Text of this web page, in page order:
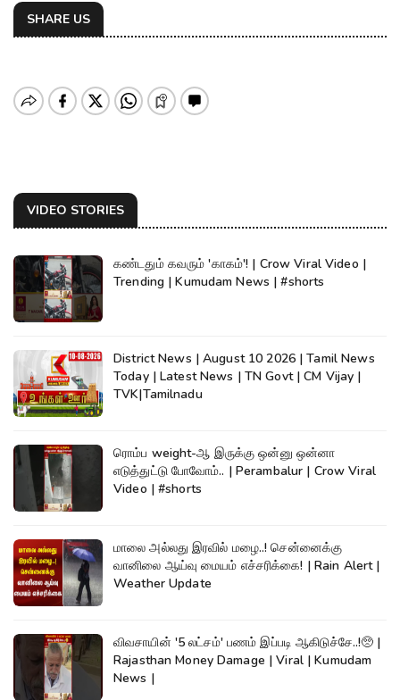
SHARE US
VIDEO STORIES
கண்டதும் கவரும் 'காகம்'! | Crow Viral Video |
Trending | Kumudam News | #shorts
District News | August 10 2026 | Tamil News
Today | Latest News | TN Govt | CM Vijay |
TVK|Tamilnadu
ரொம்ப weight-ஆ இருக்கு ஒன்னு ஒன்னா
எடுத்துட்டு போவோம்.. | Perambalur | Crow Viral
Video | #shorts
மாலை அல்லது இரவில் மழை..! சென்னைக்கு
வானிலை ஆய்வு மையம் எச்சரிக்கை! | Rain Alert |
Weather Update
விவசாயின் '5 லட்சம்' பணம் இப்படி ஆகிடுச்சே..!🥺 |
Rajasthan Money Damage | Viral | Kumudam
News |